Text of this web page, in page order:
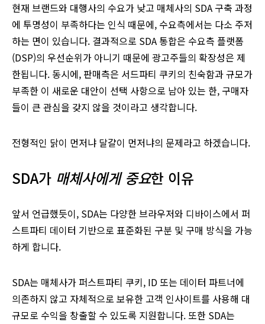
현재 브랜드와 대행사의 수요가 낮고 매체사의 SDA 구축 과정
에 투명성이 부족하다는 인식 때문에, 수요측에서는 다소 주저
하는 면이 있습니다. 결과적으로 SDA 통합은 수요측 플랫폼
(DSP)의 우선순위가 아니기 때문에 광고주들의 확장성은 제
한됩니다. 동시에, 판매측은 서드파티 쿠키의 친숙함과 규모가
부족한 이 새로운 대안이 선택 사항으로 남아 있는 한, 구매자
들이 큰 관심을 갖지 않을 것이라고 생각합니다.
전형적인 닭이 먼저냐 달걀이 먼저냐의 문제라고 하겠습니다.
SDA가 매체사에게 중요한 이유
앞서 언급했듯이, SDA는 다양한 브라우저와 디바이스에서 퍼
스트파티 데이터 기반으로 표준화된 구분 및 구매 방식을 가능
하게 합니다.
SDA는 매체사가 퍼스트파티 쿠키, ID 또는 데이터 파트너에
의존하지 않고 자체적으로 보유한 고객 인사이트를 사용해 대
규모로 수익을 창출할 수 있도록 지원합니다. 또한 SDA는